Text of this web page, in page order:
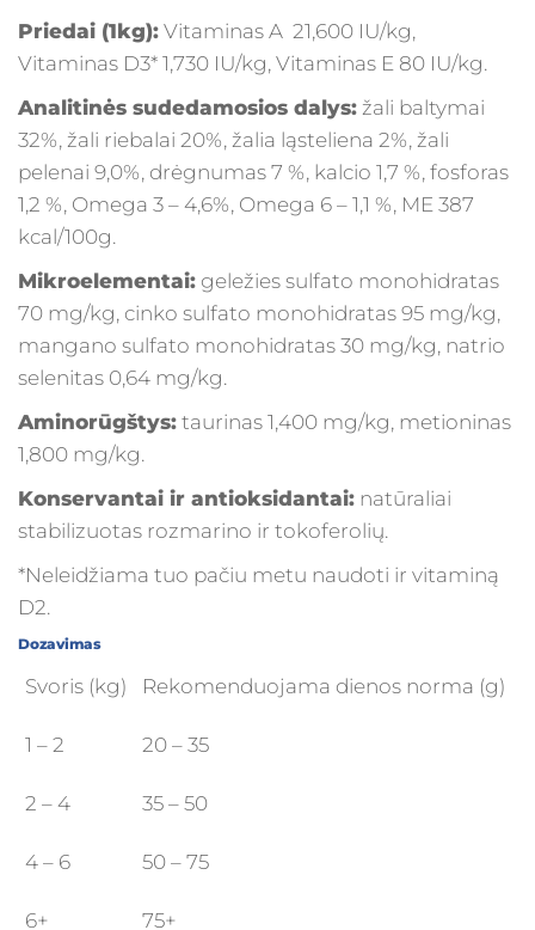
Priedai (1kg): Vitaminas A 21,600 IU/kg,
Vitaminas D3* 1,730 IU/kg, Vitaminas E 80 IU/kg.
Analitinės sudedamosios dalys: žali baltymai
32%, žali riebalai 20%, žalia ląsteliena 2%, žali
pelenai 9,0%, drėgnumas 7 %, kalcio 1,7 %, fosforas
1,2 %, Omega 3 – 4,6%, Omega 6 – 1,1 %, ME 387
kcal/100g.
Mikroelementai: geležies sulfato monohidratas
70 mg/kg, cinko sulfato monohidratas 95 mg/kg,
mangano sulfato monohidratas 30 mg/kg, natrio
selenitas 0,64 mg/kg.
Aminorūgštys: taurinas 1,400 mg/kg, metioninas
1,800 mg/kg.
Konservantai ir antioksidantai: natūraliai
stabilizuotas rozmarino ir tokoferolių.
*Neleidžiama tuo pačiu metu naudoti ir vitaminą
D2.
Dozavimas
Svoris (kg) Rekomenduojama dienos norma (g)
1 – 2 20 – 35
2 – 4 35 – 50
4 – 6 50 – 75
6+ 75+